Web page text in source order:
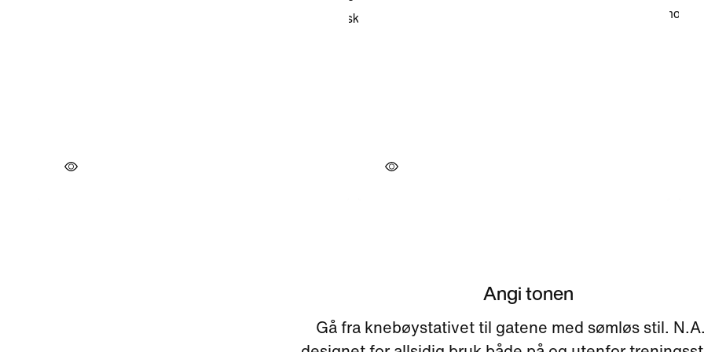
Angi tonen
Gå fra knebøystativet til gatene med sømløs stil.